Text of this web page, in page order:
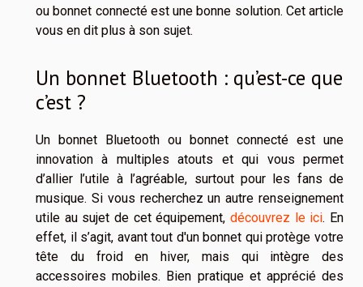
ou bonnet connecté est une bonne solution. Cet article
vous en dit plus à son sujet.
Un bonnet Bluetooth : qu’est-ce que
c’est ?
Un bonnet Bluetooth ou bonnet connecté est une
innovation à multiples atouts et qui vous permet
d’allier l’utile à l’agréable, surtout pour les fans de
musique. Si vous recherchez un autre renseignement
utile au sujet de cet équipement, découvrez le ici. En
effet, il s’agit, avant tout d'un bonnet qui protège votre
tête du froid en hiver, mais qui intègre des
accessoires mobiles. Bien pratique et apprécié des